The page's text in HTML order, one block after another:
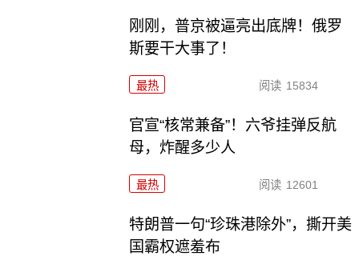
刚刚，普京被逼亮出底牌！俄罗
斯要干大事了！
最热 阅读 15834
官宣“核常兼备”！六爷挂弹反航
母，炸醒多少人
最热 阅读 12601
特朗普一句“珍珠港除外”，撕开美
国霸权遮羞布